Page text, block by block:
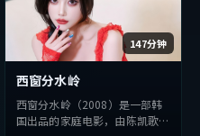
147分钟
西窗分水岭
西窗分水岭（2008）是一部韩
国出品的家庭电影，由陈凯歌执